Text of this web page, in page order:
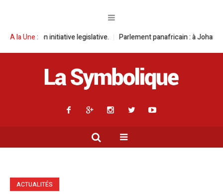
A la Une :legislative. Parlement panafricain : à Johannesburg, Aimé
ACTUALITÉS